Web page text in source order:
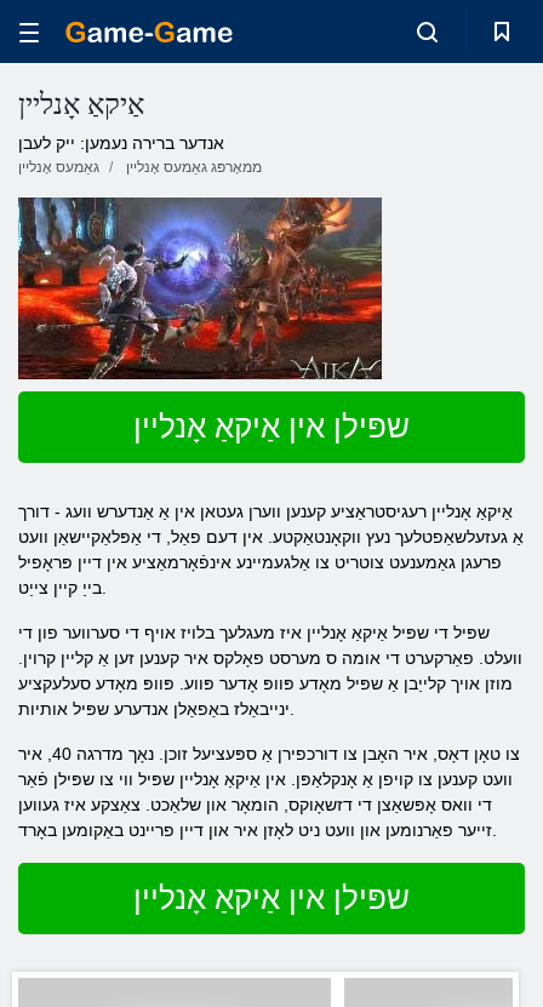
אַיקאַ אָנליין
אנדער ברירה נעמען: ייק לעבן
גאַמעס אָנליין ממאָרפּג גאַמעס אָנליין
שפּילן אין אַיקאַ אָנליין
אַיקאַ אָנליין רעגיסטראַציע קענען ווערן געטאן אין אַ אַנדערש וועג - דורך
אַ געזעלשאַפטלעך נעץ ווקאָנטאַקטע. אין דעם פאַל, די אַפּלאַקיישאַן וועט
פרעגן גאַמענעט צוטריט צו אַלגעמיינע אינפֿאָרמאַציע אין דיין פּראָפיל
שפּיל די שפּיל אַיקאַ אָנליין איז מעגלעך בלויז אויף די סערווער פון די
וועלט. פאַרקערט די אומה ס מערסט פאָלקס איר קענען זען אַ קליין קרוין.
מוזן אויך קלייַבן אַ שפּיל מאָדע פּוופּ אָדער פּווע. פּוופּ מאָדע סעלעקציע
צו טאָן דאָס, איר האָבן צו דורכפירן אַ ספּעציעל זוכן. נאָך מדרגה 40, איר
וועט קענען צו קויפן אַ אָנקלאַפּן. אין אַיקאַ אָנליין שפּיל ווי צו שפּילן פֿאַר
די וואס אָפּשאַצן די דזשאָוקס, הומאָר און שלאַכט. צאַצקע איז געווען
שפּילן אין אַיקאַ אָנליין